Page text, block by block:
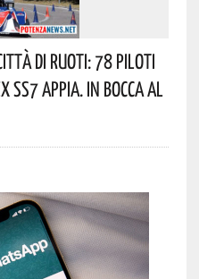
Di Ruoti: 78 Piloti
Appia. In Bocca Al